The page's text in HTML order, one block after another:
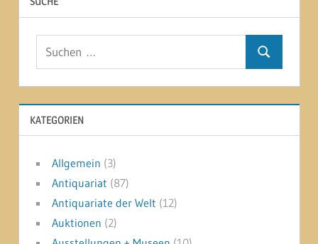
Beiträge
Suchen
KATEGORIEN
Allgemein (3)
Antiquariat (87)
Antiquariate der Welt (12)
Auktionen (2)